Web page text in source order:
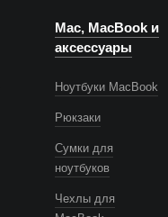
Mac, MacBook и
аксессуары
Ноутбуки MacBook
Рюкзаки
Сумки для
ноутбуков
Чехлы для